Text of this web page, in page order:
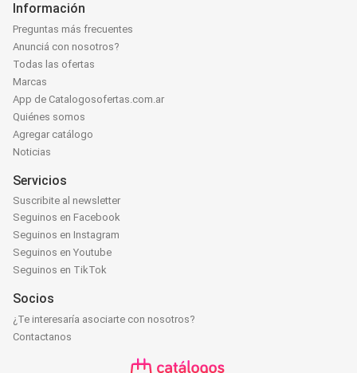
Información
Preguntas más frecuentes
Anunciá con nosotros?
Todas las ofertas
Marcas
App de Catalogosofertas.com.ar
Quiénes somos
Agregar catálogo
Noticias
Servicios
Suscribite al newsletter
Seguinos en Facebook
Seguinos en Instagram
Seguinos en Youtube
Seguinos en TikTok
Socios
¿Te interesaría asociarte con nosotros?
Contactanos